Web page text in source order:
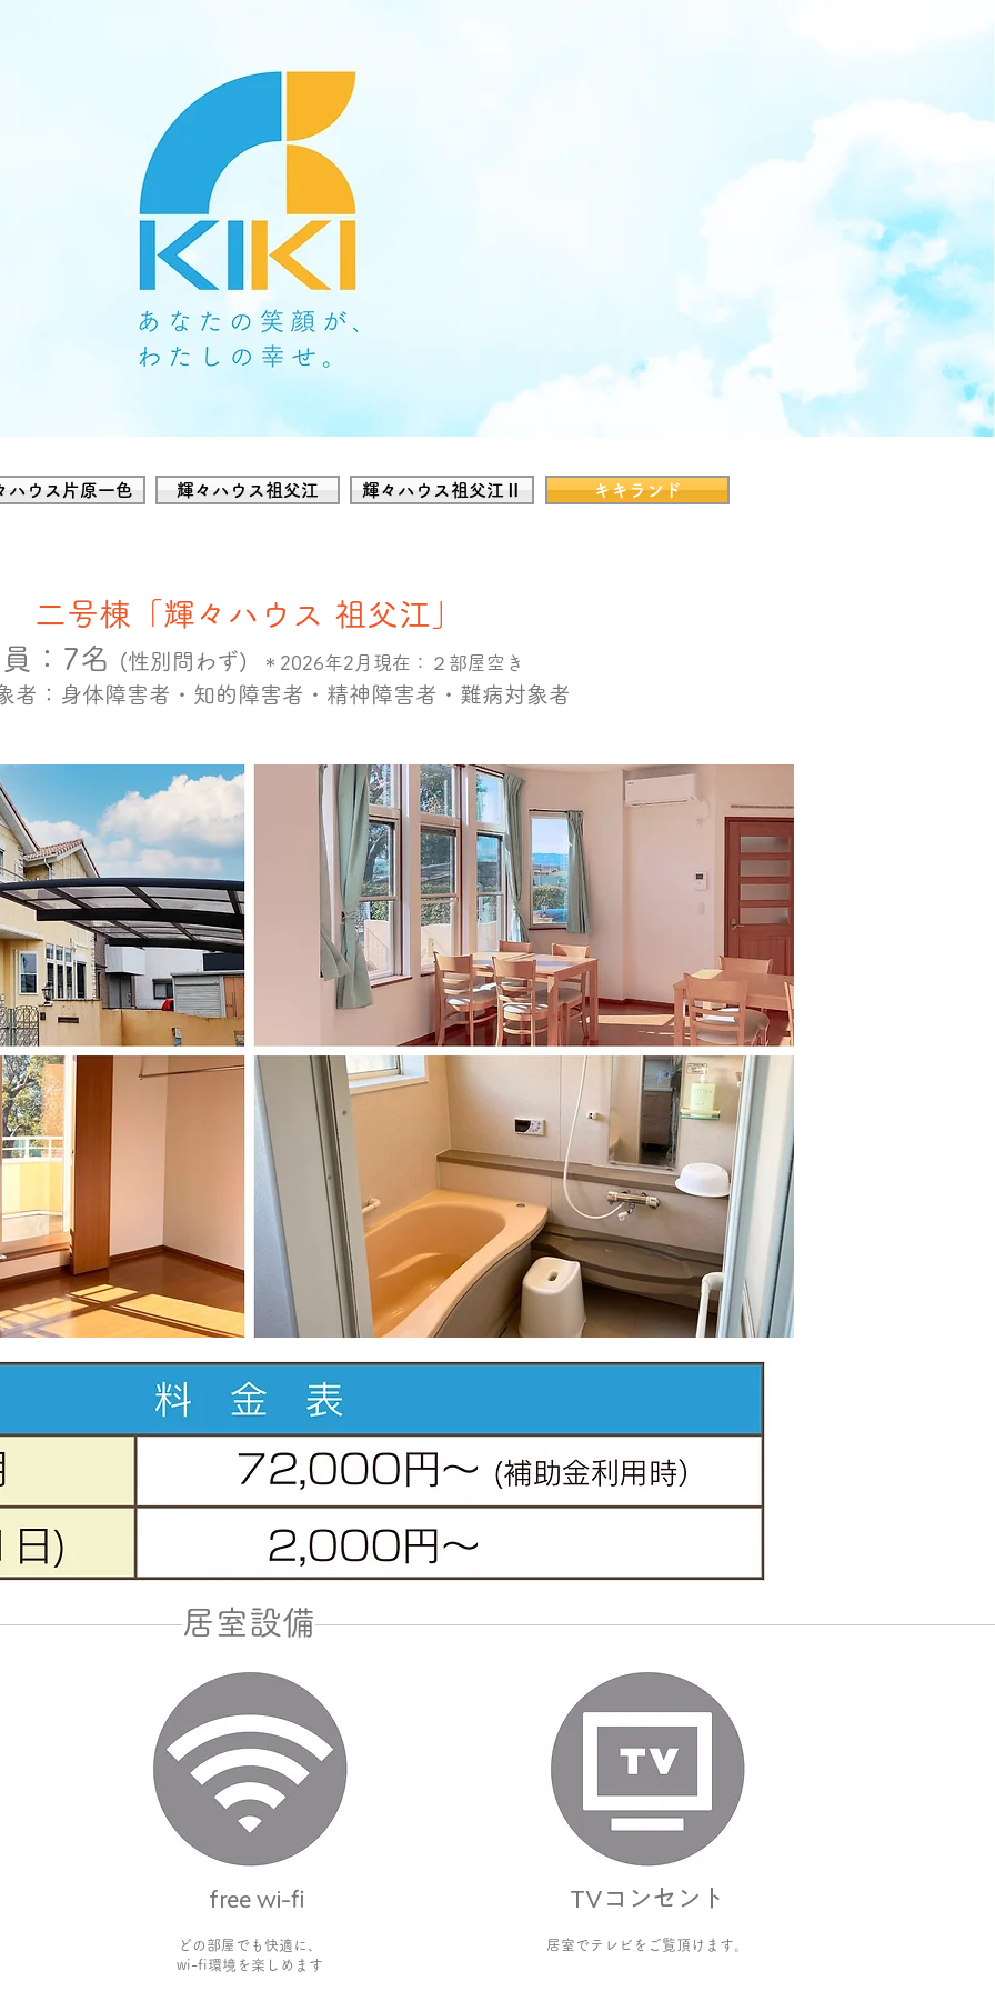
ハウス片原一色 輝々ハウス祖父江 輝々ハウス祖父江Ⅱ キキランド
二号棟「輝々ハウス 祖父江」
： 7名 (性別問わず) ＊2026年2月現在：２部屋空き
者：身体障害者・知的障害者・精神障害者・難病対象者
居室設備
free wi-fi TVコンセント
どの部屋でも快適に、
wi-fi環境を楽しめます
居室でテレビをご覧頂けます。